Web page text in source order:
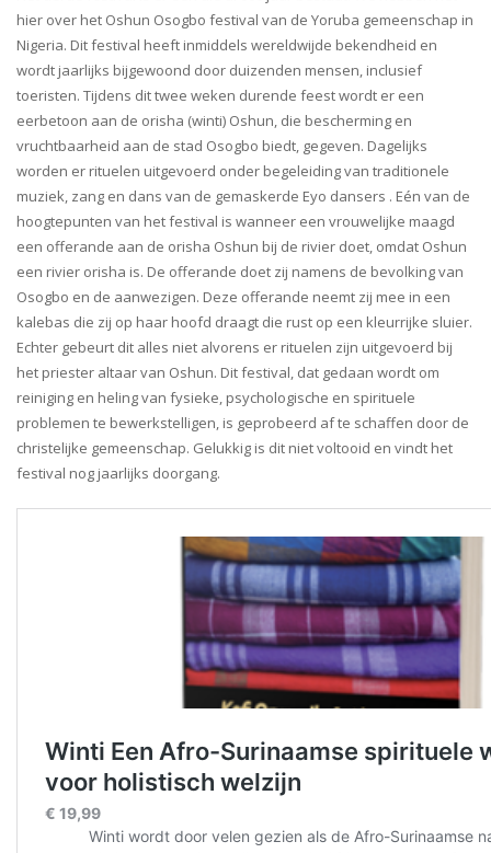
hier over het Oshun Osogbo festival van de Yoruba gemeenschap in
Nigeria. Dit festival heeft inmiddels wereldwijde bekendheid en
wordt jaarlijks bijgewoond door duizenden mensen, inclusief
toeristen. Tijdens dit twee weken durende feest wordt er een
eerbetoon aan de orisha (winti) Oshun, die bescherming en
vruchtbaarheid aan de stad Osogbo biedt, gegeven. Dagelijks
worden er rituelen uitgevoerd onder begeleiding van traditionele
muziek, zang en dans van de gemaskerde Eyo dansers . Eén van de
hoogtepunten van het festival is wanneer een vrouwelijke maagd
een offerande aan de orisha Oshun bij de rivier doet, omdat Oshun
een rivier orisha is. De offerande doet zij namens de bevolking van
Osogbo en de aanwezigen. Deze offerande neemt zij mee in een
kalebas die zij op haar hoofd draagt die rust op een kleurrijke sluier.
Echter gebeurt dit alles niet alvorens er rituelen zijn uitgevoerd bij
het priester altaar van Oshun. Dit festival, dat gedaan wordt om
reiniging en heling van fysieke, psychologische en spirituele
problemen te bewerkstelligen, is geprobeerd af te schaffen door de
christelijke gemeenschap. Gelukkig is dit niet voltooid en vindt het
festival nog jaarlijks doorgang.